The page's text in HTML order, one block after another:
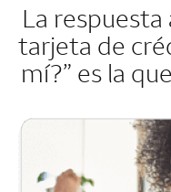
La respuesta
tarjeta de
mí?” es la